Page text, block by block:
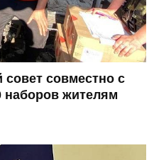
совет совместно с
наборов жителям